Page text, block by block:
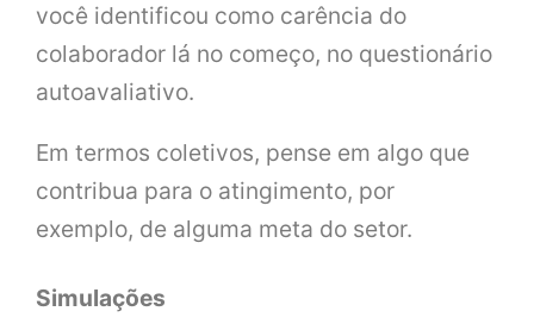
você identificou como carência do
colaborador lá no começo, no questionário
autoavaliativo.
Em termos coletivos, pense em algo que
contribua para o atingimento, por
exemplo, de alguma meta do setor.
Simulações